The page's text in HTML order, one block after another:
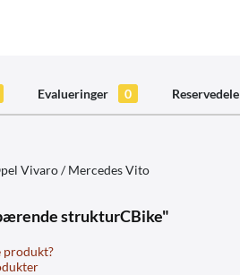
Evalueringer 0 Reservedele
Vivaro / Mercedes Vito
strukturCBike"
produkt?